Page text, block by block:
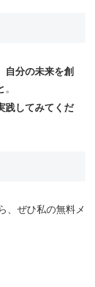
自分の未来を創
。
践してみてくだ
、ぜひ私の無料メ